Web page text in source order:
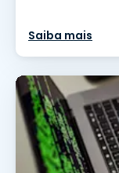
Saiba mais